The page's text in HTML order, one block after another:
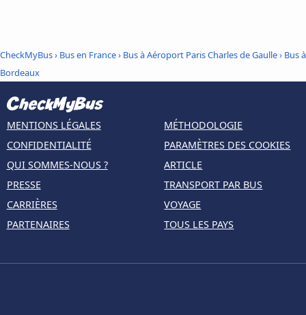
CheckMyBus› Bus en France› Bus à Aéroport Paris Charles de Gaulle› Bus à
Bordeaux
MENTIONS LÉGALES
CONFIDENTIALITÉ
QUI SOMMES-NOUS ?
PRESSE
CARRIÈRES
PARTENAIRES
MÉTHODOLOGIE
PARAMÈTRES DES COOKIES
ARTICLE
TRANSPORT PAR BUS
VOYAGE
TOUS LES PAYS